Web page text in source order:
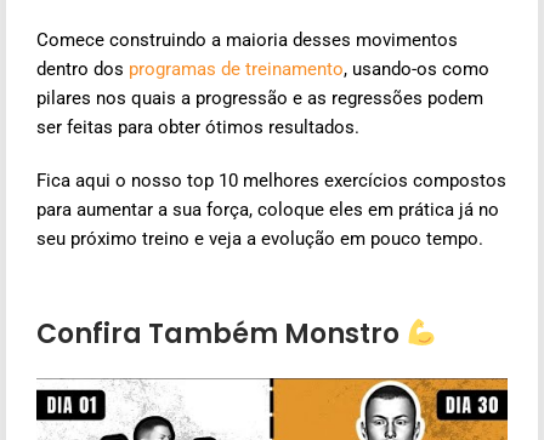
Comece construindo a maioria desses movimentos
dentro dos programas de treinamento, usando-os como
pilares nos quais a progressão e as regressões podem
ser feitas para obter ótimos resultados.
Fica aqui o nosso top 10 melhores exercícios compostos
para aumentar a sua força, coloque eles em prática já no
seu próximo treino e veja a evolução em pouco tempo.
Confira Também Monstro